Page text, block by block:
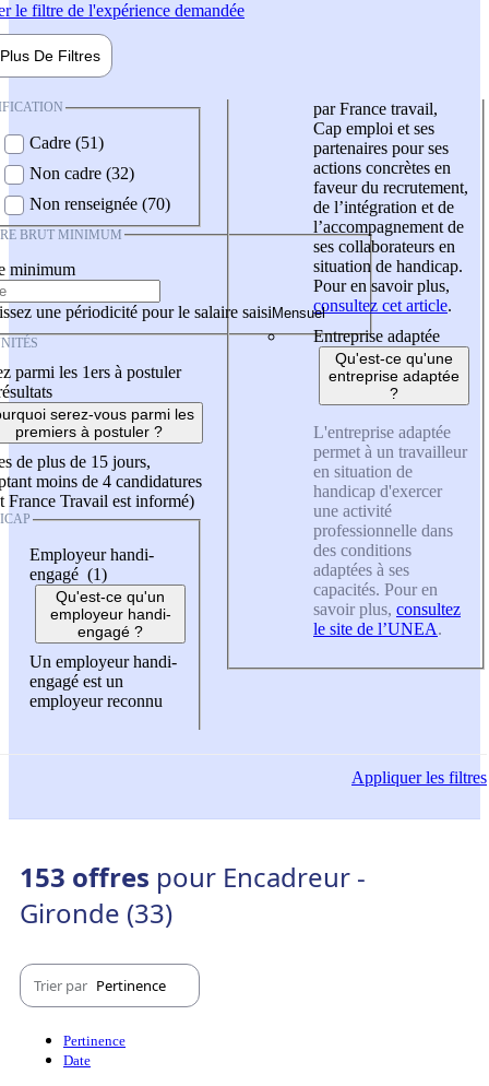
le filtre de l'expérience demandée
Plus De Filtres
Cadre (51)
Non cadre (32)
Non renseignée (70)
BRUT MINIMUM
minimum
une périodicité pour le salaire saisi
parmi les 1ers à postuler
serez-vous parmi les
premiers à postuler ?
de plus de 15 jours,
moins de 4 candidatures
France Travail est informé)
Employeur handi-
engagé (1)
Qu'est-ce qu'un
employeur handi-
engagé ?
Un employeur handi-
engagé est un
employeur reconnu
par France travail,
Cap emploi et ses
partenaires pour ses
actions concrètes en
faveur du recrutement,
de l’intégration et de
l’accompagnement de
ses collaborateurs en
situation de handicap.
Pour en savoir plus,
consultez cet article.
Entreprise adaptée
Qu'est-ce qu'une
entreprise adaptée
?
L'entreprise adaptée
permet à un travailleur
en situation de
handicap d'exercer
une activité
professionnelle dans
des conditions
adaptées à ses
capacités. Pour en
savoir plus, consultez
le site de l’UNEA.
Appliquerles filtres
153 offres pour Encadreur -
Gironde (33)
Trier par Pertinence
Pertinence
Date